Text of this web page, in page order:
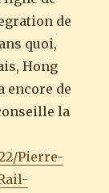
de
quoi,
Hong
encore de
la
Pierre-